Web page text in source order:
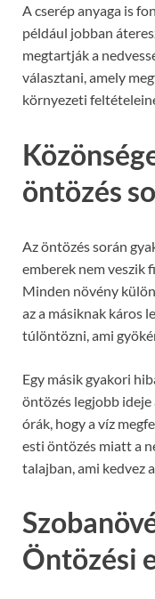
A cserép anyaga is
például jobban
megtartják a
választani, amely
környezeti
öntözés
Az öntözés során
emberek nem veszik
Minden növény
az a másiknak káros
túlöntözni, ami
Egy másik gyakori
öntözés legjobb ideje
órák, hogy a víz
esti öntözés miatt a
talajban, ami kedvez
Öntözési